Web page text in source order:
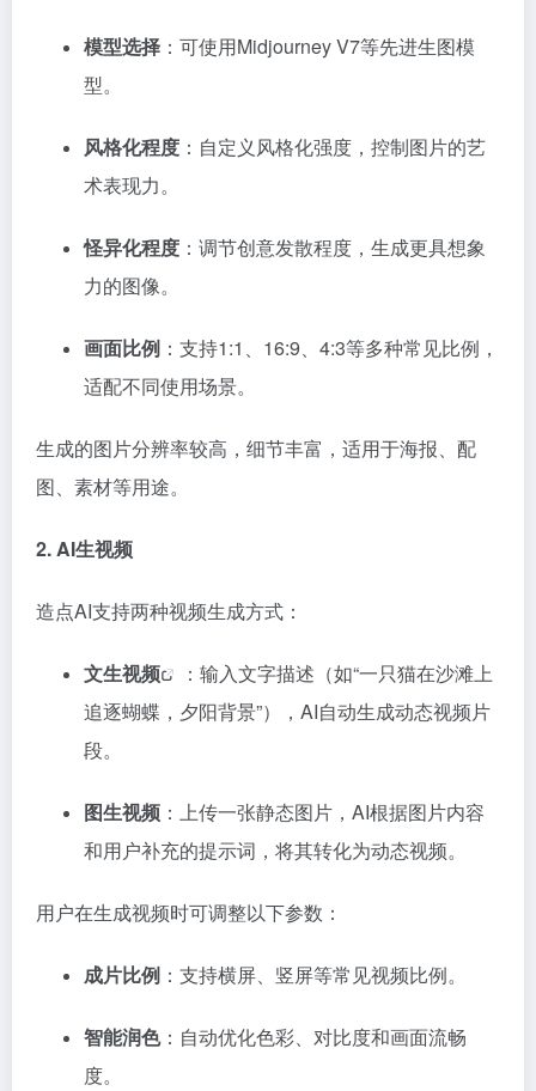
模型选择 ：可使用Midjourney V7等先进生图模
型。
风格化程度 ：自定义风格化强度，控制图片的艺
术表现力。
怪异化程度 ：调节创意发散程度，生成更具想象
力的图像。
画面比例 ：支持1:1、16:9、4:3等多种常见比例，
适配不同使用场景。
生成的图片分辨率较高，细节丰富，适用于海报、配
图、素材等用途。
2. AI生视频
造点AI支持两种视频生成方式：
文生视频
：输入文字描述（如“一只猫在沙滩上
追逐蝴蝶，夕阳背景”），AI自动生成动态视频片
段。
图生视频 ：上传一张静态图片，AI根据图片内容
和用户补充的提示词，将其转化为动态视频。
用户在生成视频时可调整以下参数：
成片比例 ：支持横屏、竖屏等常见视频比例。
智能润色：自动优化色彩、对比度和画面流畅
度。